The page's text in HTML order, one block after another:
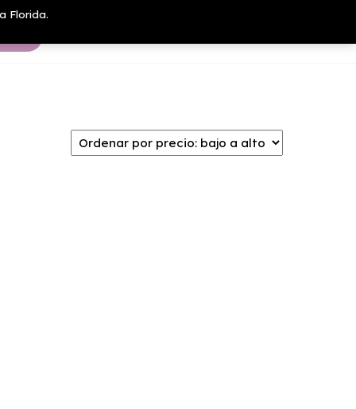
Florida.